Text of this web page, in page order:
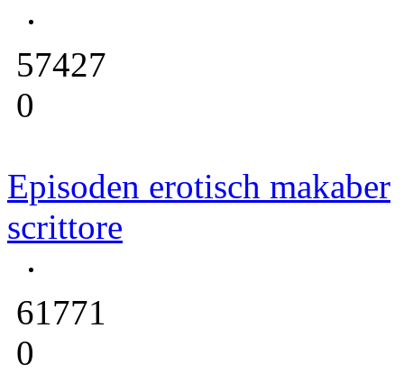
57427
0
Episoden erotisch makaber
scrittore
61771
0